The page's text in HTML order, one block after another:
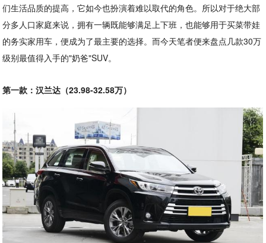
们生活品质的提高，它如今也扮演着难以取代的角色。所以对于绝大部
分多人口家庭来说，拥有一辆既能够满足上下班，也能够用于买菜带娃
的务实家用车，便成为了最主要的选择。而今天笔者便来盘点几款30万
级别最值得入手的"奶爸"SUV。
第一款：汉兰达（23.98-32.58万）